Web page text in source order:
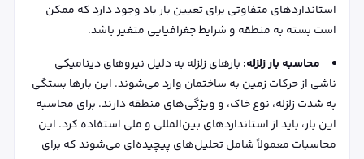
استانداردهای متفاوتی برای تعیین بار باد وجود دارد که ممکن
است بسته به منطقه و شرایط جغرافیایی متغیر باشد.
محاسبه بار زلزله: بارهای زلزله به دلیل نیروهای دینامیکی
ناشی از حرکات زمین به ساختمان وارد می‌شوند. این بارها بستگی
به شدت زلزله، نوع خاک، و ویژگی‌های منطقه دارند. برای محاسبه
این بار، باید از استانداردهای بین‌المللی و ملی استفاده کرد. این
محاسبات معمولاً شامل تحلیل‌های پیچیده‌ای می‌شوند که برای